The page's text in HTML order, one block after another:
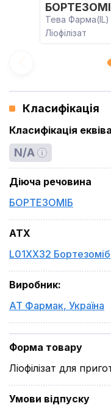
Тева Фарма(IL)
Ліофілізат
Класифікація
Класифікація
N/A
Діюча речовина
БОРТЕЗОМІБ
ATX
L01XX32 Бортезоміб
Виробник:
АТ Фармак, Україна
Форма товару
Ліофілізат для
Умови відпуску